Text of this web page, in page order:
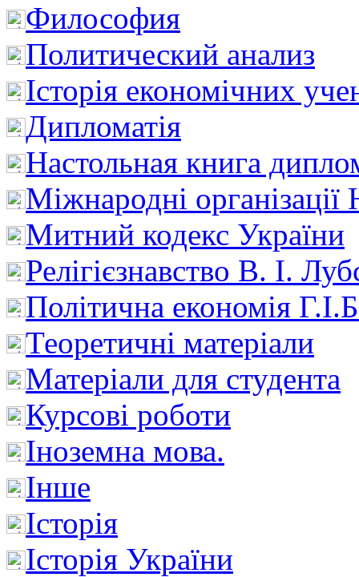
Философия
Политический анализ
Історія економічних
Дипломатія
Настольная книга
Міжнародні
Митний кодекс України
Релігієзнавство В. І.
Політична економія
Теоретичні матеріали
Матеріали для студента
Курсові роботи
Іноземна мова.
Інше
Історія
Історія України